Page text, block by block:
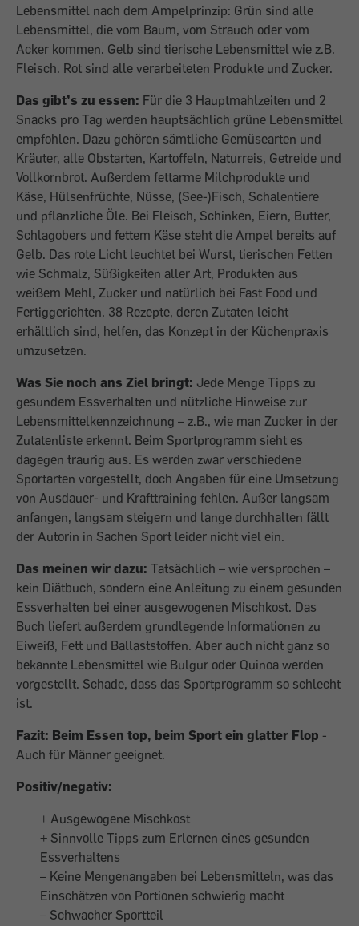
Lebensmittel nach dem Ampelprinzip: Grün sind alle
Lebensmittel, die vom Baum, vom Strauch oder vom
Acker kommen. Gelb sind tierische Lebensmittel wie z.B.
Fleisch. Rot sind alle verarbeiteten Produkte und Zucker.
Das gibt’s zu essen: Für die 3 Hauptmahlzeiten und 2
Snacks pro Tag werden hauptsächlich grüne Lebensmittel
empfohlen. Dazu gehören sämtliche Gemüsearten und
Kräuter, alle Obstarten, Kartoffeln, Naturreis, Getreide und
Vollkornbrot. Außerdem fettarme Milchprodukte und
Käse, Hülsenfrüchte, Nüsse, (See-)Fisch, Schalentiere
und pflanzliche Öle. Bei Fleisch, Schinken, Eiern, Butter,
Schlagobers und fettem Käse steht die Ampel bereits auf
Gelb. Das rote Licht leuchtet bei Wurst, tierischen Fetten
wie Schmalz, Süßigkeiten aller Art, Produkten aus
weißem Mehl, Zucker und natürlich bei Fast Food und
Fertiggerichten. 38 Rezepte, deren Zutaten leicht
erhältlich sind, helfen, das Konzept in der Küchenpraxis
umzusetzen.
Was Sie noch ans Ziel bringt: Jede Menge Tipps zu
gesundem Essverhalten und nützliche Hinweise zur
Lebensmittelkennzeichnung – z.B., wie man Zucker in der
Zutatenliste erkennt. Beim Sportprogramm sieht es
dagegen traurig aus. Es werden zwar verschiedene
Sportarten vorgestellt, doch Angaben für eine Umsetzung
von Ausdauer- und Krafttraining fehlen. Außer langsam
anfangen, langsam steigern und lange durchhalten fällt
der Autorin in Sachen Sport leider nicht viel ein.
Das meinen wir dazu: Tatsächlich – wie versprochen –
kein Diätbuch, sondern eine Anleitung zu einem gesunden
Essverhalten bei einer ausgewogenen Mischkost. Das
Buch liefert außerdem grundlegende Informationen zu
Eiweiß, Fett und Ballaststoffen. Aber auch nicht ganz so
bekannte Lebensmittel wie Bulgur oder Quinoa werden
vorgestellt. Schade, dass das Sportprogramm so schlecht
ist.
Fazit: Beim Essen top, beim Sport ein glatter Flop -
Auch für Männer geeignet.
Positiv/negativ:
+ Ausgewogene Mischkost
+ Sinnvolle Tipps zum Erlernen eines gesunden
Essverhaltens
– Keine Mengenangaben bei Lebensmitteln, was das
Einschätzen von Portionen schwierig macht
– Schwacher Sportteil